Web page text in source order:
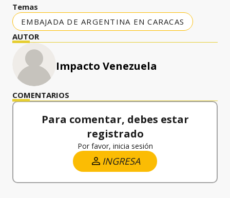
Temas
EMBAJADA DE ARGENTINA EN CARACAS
AUTOR
Impacto Venezuela
COMENTARIOS
Para comentar, debes estar
registrado
Por favor, inicia sesión
INGRESA